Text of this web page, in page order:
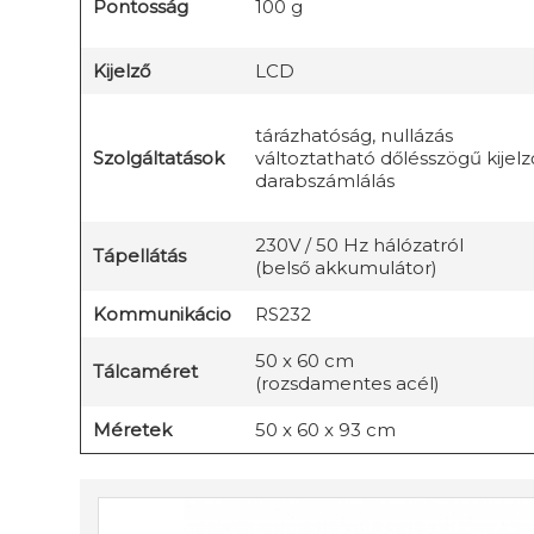
Pontosság 100 g
Kijelző LCD
Szolgáltatások
tárázhatóság, nullázás
változtatható dőlésszögű
darabszámlálás
Tápellátás
230V / 50 Hz hálózatról
(belső akkumulátor)
Kommunikácio RS232
Tálcaméret
50 x 60 cm
(rozsdamentes acél)
Méretek 50 x 60 x 93 cm